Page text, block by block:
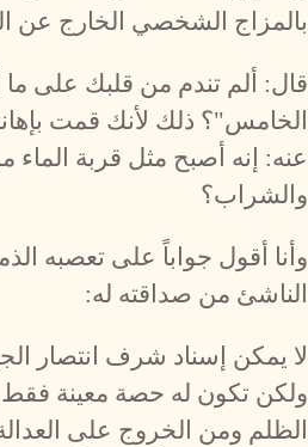
بالمزاج الشخصي الخارج عن
قال: ألم تندم من قلبك على
الخامس"؟ ذلك لأنك قمت
عنه: إنه أصبح مثل قربة الماء
والشراب؟
وأنا أقول جواباً على تعصبه
الناشئ من صداقته له:
لا يمكن إسناد شرف انتصار
ولكن تكون له حصة معينة فقط
الظلم ومن الخروج على